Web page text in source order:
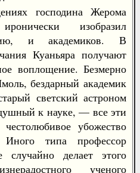
господина Жерома
изобразил
и академиков. В
Куаньяра получают
воплощение. Безмерно
бездарный академик
светский астроном
к науке, — все эти
убожество
Иного типа профессор
делает этого
ученого